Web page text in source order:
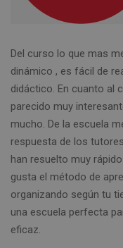
Del curso lo que mas
dinámico , es fácil de
didáctico. En cuanto al
parecido muy
mucho. De la escuela
respuesta de los
han resuelto muy
gusta el método de
organizando según tu
una escuela perfecta
eficaz.